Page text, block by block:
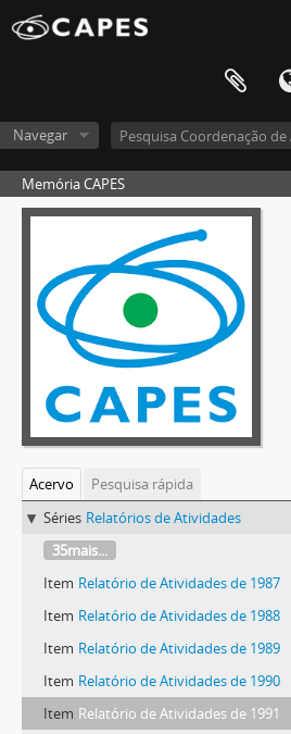
Navegar
Memória CAPES
Acervo
Pesquisa rápida
Séries Relatórios de Atividades
35mais...
Item Relatório de Atividades de 1987
Item Relatório de Atividades de 1988
Item Relatório de Atividades de 1989
Item Relatório de Atividades de 1990
Item Relatório de Atividades de 1991